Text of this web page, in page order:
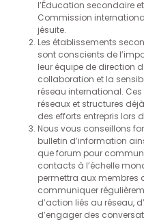
l’Éducation secondaire
Commission
jésuite.
Les établissements
sont conscients de
leur équipe de direction
collaboration et la
réseau international.
réseaux et structures
des efforts entrepris lors
Nous vous conseillons
bulletin d’information
que forum pour
contacts à l’échelle
permettra aux membres
communiquer
d’action liés au réseau,
d’engager des